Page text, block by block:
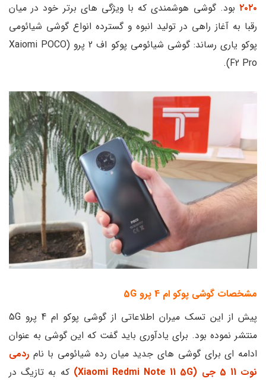
۲۰۲۰ بود. گوشی هوشمندی که با ویژگی های برتر خود در میان
رقبا به آغاز راهی در تولید انبوه و گسترده انواع گوشی شیائومی
پوکو یاری رساند: گوشی شیائومی پوکو اف 2 پرو (Xaiomi POCO
F2 Pro).
مشخصات گوشی پوکو ام 4 پرو 5G
پیش از این تسک میران اطلاعاتی از گوشی پوکو ام 4 پرو 5G
منتشر نموده بود. برای یادآوری باید گفت که این گوشی به عنوان
ادامه ای برای گوشی های جدید میان رده شیائومی با نام ردمی
نوت 11 5 جی (Xiaomi Redmi Note 11 5G)
که به تازیگ در